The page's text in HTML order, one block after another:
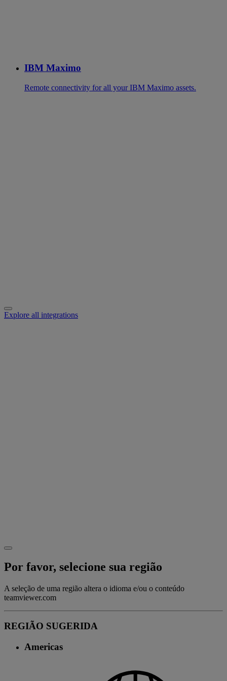
IBM Maximo
Remote connectivity for all your IBM Maximo assets.
Explore all integrations
Por favor, selecione sua região
A seleção de uma região altera o idioma e/ou o conteúdo
teamviewer.com
REGIÃO SUGERIDA
Americas